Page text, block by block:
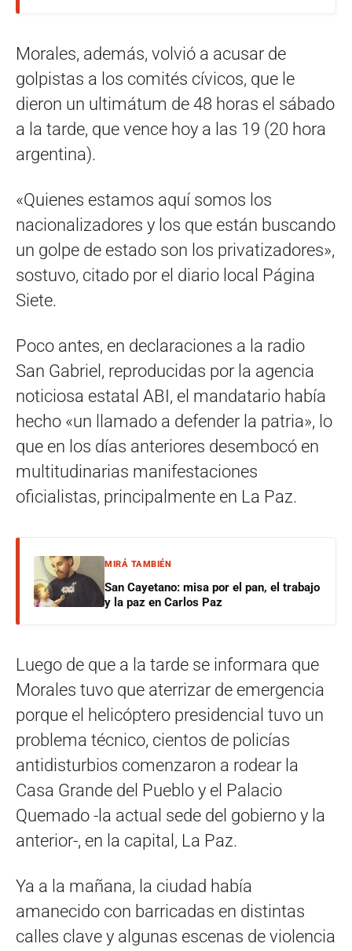
Morales, además, volvió a acusar de
golpistas a los comités cívicos, que le
dieron un ultimátum de 48 horas el sábado
a la tarde, que vence hoy a las 19 (20 hora
argentina).
«Quienes estamos aquí somos los
nacionalizadores y los que están buscando
un golpe de estado son los privatizadores»,
sostuvo, citado por el diario local Página
Siete.
Poco antes, en declaraciones a la radio
San Gabriel, reproducidas por la agencia
noticiosa estatal ABI, el mandatario había
hecho «un llamado a defender la patria», lo
que en los días anteriores desembocó en
multitudinarias manifestaciones
oficialistas, principalmente en La Paz.
MIRÁ TAMBIÉN
San Cayetano: misa por el pan, el trabajo
y la paz en Carlos Paz
Luego de que a la tarde se informara que
Morales tuvo que aterrizar de emergencia
porque el helicóptero presidencial tuvo un
problema técnico, cientos de policías
antidisturbios comenzaron a rodear la
Casa Grande del Pueblo y el Palacio
Quemado -la actual sede del gobierno y la
anterior-, en la capital, La Paz.
Ya a la mañana, la ciudad había
amanecido con barricadas en distintas
calles clave y algunas escenas de violencia